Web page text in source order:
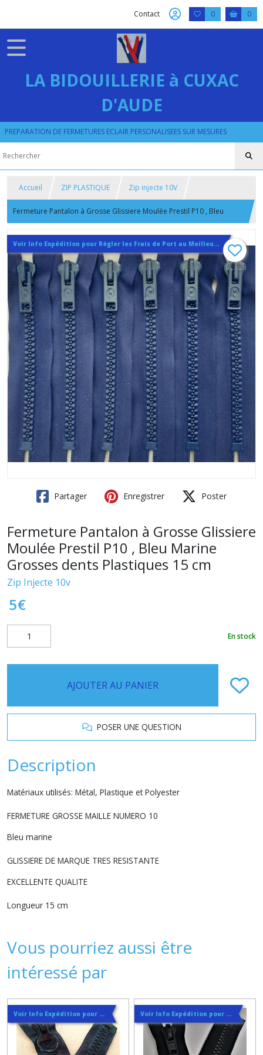
Contact 0 0
LA BIDOUILLERIE à CUXAC
D'AUDE
PREPARATION DE FERMETURES ECLAIR PERSONALISEES SUR MESURES
Accueil ZIP PLASTIQUE Zip injecte 10V
Fermeture Pantalon à Grosse Glissiere Moulée Prestil P10 , Bleu
Marine Grosses dents Plastiques 15 cm
Voir Info Expédition pour Régler les Frais de Port au Meilleur Prix , En haut d'ecran à Droite
Partager Enregistrer Poster
Fermeture Pantalon à Grosse Glissiere
Moulée Prestil P10 , Bleu Marine
Grosses dents Plastiques 15 cm
Zip Injecte 10v
5€
En stock
AJOUTER AU PANIER
POSER UNE QUESTION
Description
Matériaux utilisés: Métal, Plastique et Polyester
FERMETURE GROSSE MAILLE NUMERO 10
Bleu marine
GLISSIERE DE MARQUE TRES RESISTANTE
EXCELLENTE QUALITE
Longueur 15 cm
Vous pourriez aussi être
intéressé par
Voir Info Expédition pour Régler les Frais de Port au Meilleur Prix , En haut d'ecran à Droite Voir Info Expédition pour Régler les Frais de Port au Meilleur Prix , En haut d'ecran à Droite